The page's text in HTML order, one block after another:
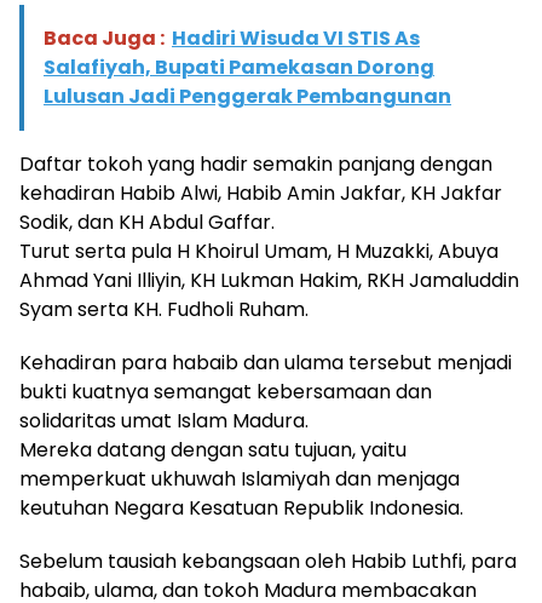
Baca Juga : Hadiri Wisuda VI STIS As
Salafiyah, Bupati Pamekasan Dorong
Lulusan Jadi Penggerak Pembangunan
Daftar tokoh yang hadir semakin panjang dengan
kehadiran Habib Alwi, Habib Amin Jakfar, KH Jakfar
Sodik, dan KH Abdul Gaffar.
Turut serta pula H Khoirul Umam, H Muzakki, Abuya
Ahmad Yani Illiyin, KH Lukman Hakim, RKH Jamaluddin
Syam serta KH. Fudholi Ruham.
Kehadiran para habaib dan ulama tersebut menjadi
bukti kuatnya semangat kebersamaan dan
solidaritas umat Islam Madura.
Mereka datang dengan satu tujuan, yaitu
memperkuat ukhuwah Islamiyah dan menjaga
keutuhan Negara Kesatuan Republik Indonesia.
Sebelum tausiah kebangsaan oleh Habib Luthfi, para
habaib, ulama, dan tokoh Madura membacakan